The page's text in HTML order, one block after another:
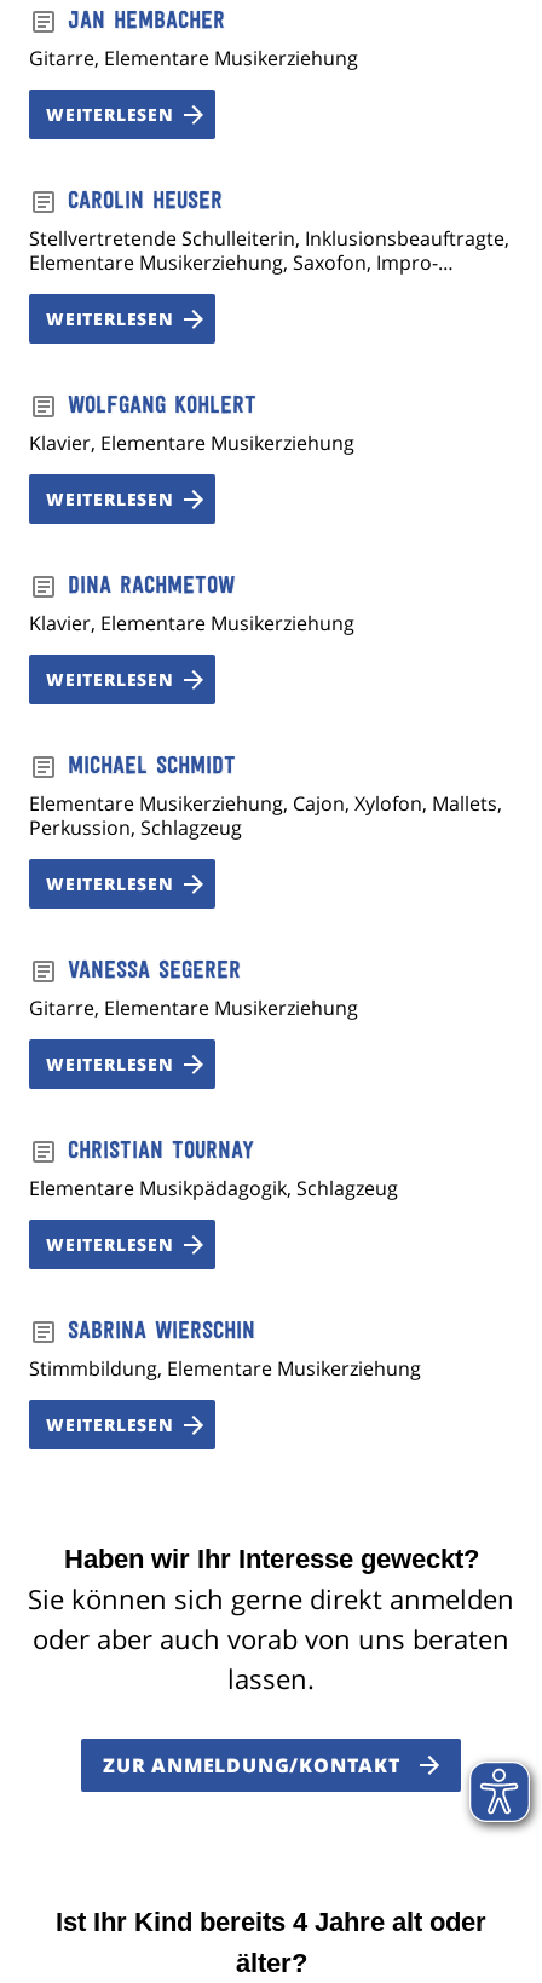
Jan Hembacher
Gitarre, Elementare Musikerziehung
WEITERLESEN
Carolin Heuser
Stellvertretende Schulleiterin, Inklusionsbeauftragte,
Elementare Musikerziehung, Saxofon, Impro-
WEITERLESEN
Wolfgang Kohlert
Klavier, Elementare Musikerziehung
WEITERLESEN
Dina Rachmetow
Klavier, Elementare Musikerziehung
WEITERLESEN
Michael Schmidt
Elementare Musikerziehung, Cajon, Xylofon, Mallets,
Perkussion, Schlagzeug
WEITERLESEN
Vanessa Segerer
Gitarre, Elementare Musikerziehung
WEITERLESEN
Christian Tournay
Elementare Musikpädagogik, Schlagzeug
WEITERLESEN
Sabrina Wierschin
Stimmbildung, Elementare Musikerziehung
WEITERLESEN
Haben wir Ihr Interesse geweckt?
Sie können sich gerne direkt anmelden
oder aber auch vorab von uns beraten
lassen.
ZUR ANMELDUNG/KONTAKT
Ist Ihr Kind bereits 4 Jahre alt oder
älter?